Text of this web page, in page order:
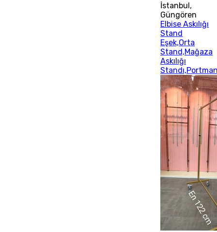
İstanbul,
Güngören
Elbise Askılığı
Stand
Eşek,Orta
Stand,Mağaza
Askılığı